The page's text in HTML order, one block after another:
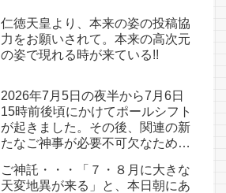
仁徳天皇より、本来の姿の投稿協
力をお願いされて。本来の高次元
の姿で現れる時が来ている!!
2026年7月5日の夜半から7月6日
15時前後頃にかけてポールシフト
が起きました。その後、関連の新
たなご神事が必要不可欠なため、
点であり古代太陽信仰の中心点で
もある伊弉諾宮、他3ヵ所へのご
ご神託・・・「７・８月に大きな
天変地異が来る」と、本日朝にあ